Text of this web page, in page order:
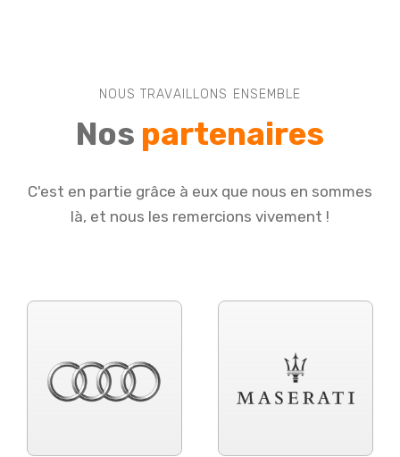
NOUS TRAVAILLONS ENSEMBLE
Nos partenaires
C'est en partie grâce à eux que nous en sommes
là, et nous les remercions vivement !